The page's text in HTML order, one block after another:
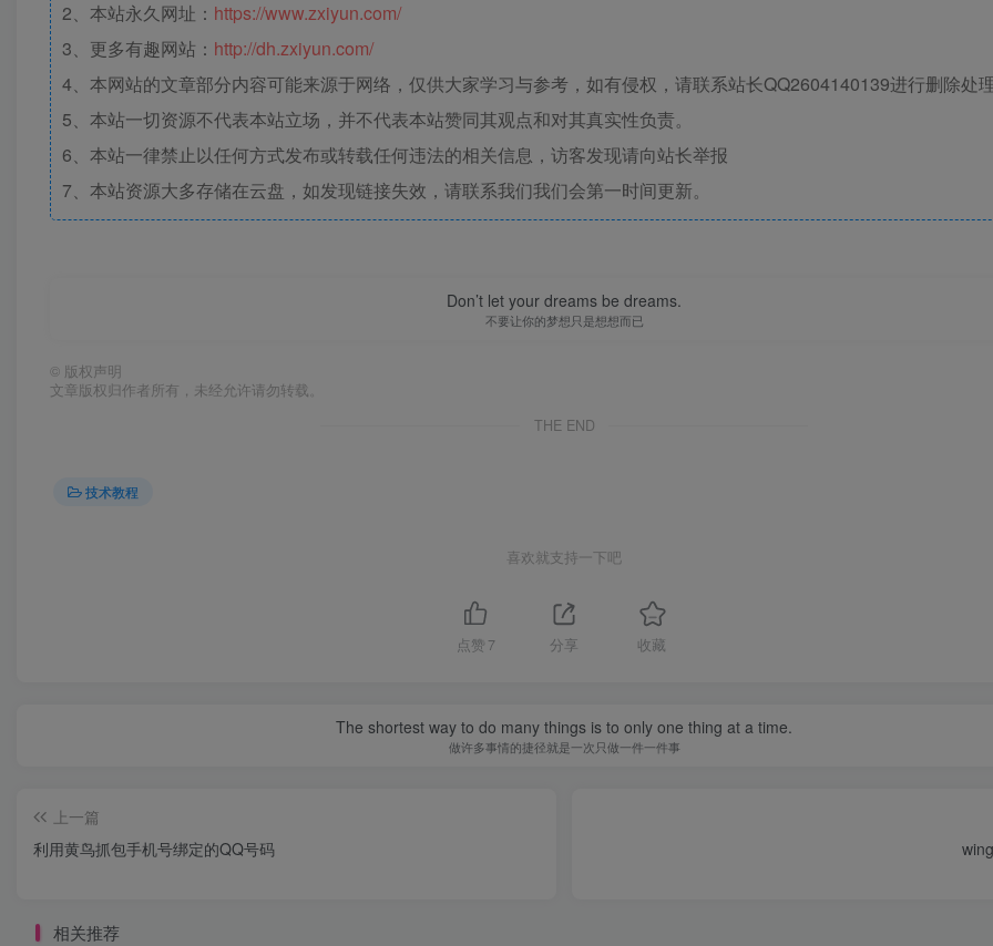
2、本站永久网址： https://www.zxiyun.com/
3、更多有趣网站： http://dh.zxiyun.com/
4、本网站的文章部分内容可能来源于网络，仅供大家学习与参考，如有侵权，请联系站长QQ2604140139进行删除处
5、本站一切资源不代表本站立场，并不代表本站赞同其观点和对其真实性负责。
6、本站一律禁止以任何方式发布或转载任何违法的相关信息，访客发现请向站长举报
7、本站资源大多存储在云盘，如发现链接失效，请联系我们我们会第一时间更新。
Don’t let your dreams be dreams.
不要让你的梦想只是想想而已
© 版权声明
文章版权归作者所有，未经允许请勿转载。
THE END
技术教程
喜欢就支持一下吧
点赞 7 分享 收藏
The shortest way to do many things is to only one thing at a time.
做许多事情的捷径就是一次只做一件一件事
上一篇
利用黄鸟抓包手机号绑定的QQ号码
相关推荐